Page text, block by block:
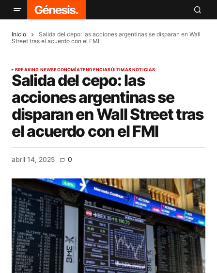
Inicio
Salida del cepo: las acciones argentinas se disparan en Wall
Street tras el acuerdo con el FMI
BREAKING NEWSECONOMÍATENDENCIASÚLTIMAS NOTICIAS
Salida del cepo: las
acciones argentinas se
disparan en Wall Street tras
el acuerdo con el FMI
abril 14, 2025 0